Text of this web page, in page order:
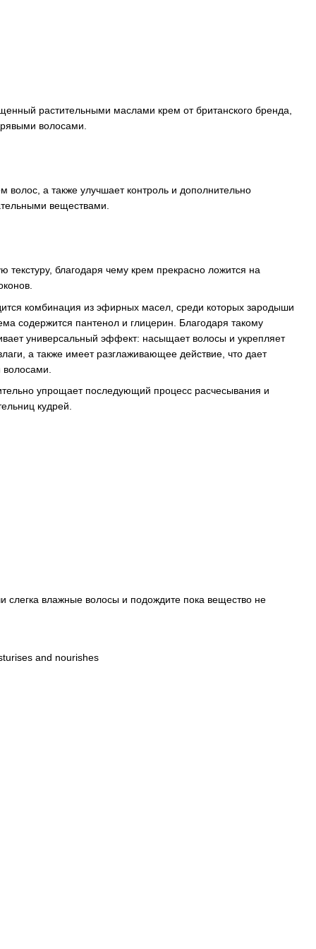
растительными маслами крем от британского бренда,
волосами.
а также улучшает контроль и дополнительно
веществами.
благодаря чему крем прекрасно ложится на
комбинация из эфирных масел, среди которых зародыши
содержится пантенол и глицерин. Благодаря такому
универсальный эффект: насыщает волосы и укрепляет
а также имеет разглаживающее действие, что дает
упрощает последующий процесс расчесывания и
кудрей.
слегка влажные волосы и подождите пока вещество не
and nourishes